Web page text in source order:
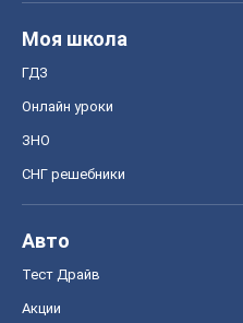
Моя школа
ГДЗ
Онлайн уроки
ЗНО
СНГ решебники
Авто
Тест Драйв
Акции